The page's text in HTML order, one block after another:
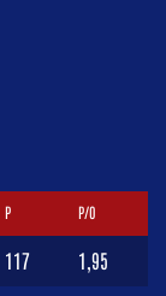
P P/O
117 1,95